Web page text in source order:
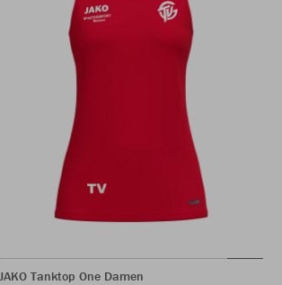
JAKO Tanktop One Damen